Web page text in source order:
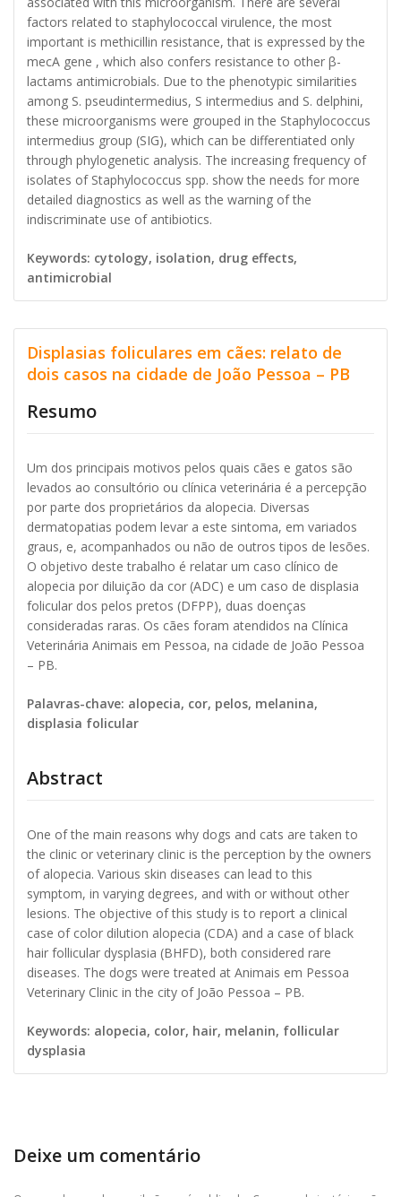
factors related to staphylococcal virulence, the most
important is methicillin resistance, that is expressed by the
mecA gene , which also confers resistance to other β-
lactams antimicrobials. Due to the phenotypic similarities
among S. pseudintermedius, S intermedius and S. delphini,
these microorganisms were grouped in the Staphylococcus
intermedius group (SIG), which can be differentiated only
through phylogenetic analysis. The increasing frequency of
isolates of Staphylococcus spp. show the needs for more
detailed diagnostics as well as the warning of the
indiscriminate use of antibiotics.
Keywords: cytology, isolation, drug effects,
antimicrobial
Displasias foliculares em cães: relato de
dois casos na cidade de João Pessoa – PB
Resumo
Um dos principais motivos pelos quais cães e gatos são
levados ao consultório ou clínica veterinária é a percepção
por parte dos proprietários da alopecia. Diversas
dermatopatias podem levar a este sintoma, em variados
graus, e, acompanhados ou não de outros tipos de lesões.
O objetivo deste trabalho é relatar um caso clínico de
alopecia por diluição da cor (ADC) e um caso de displasia
folicular dos pelos pretos (DFPP), duas doenças
consideradas raras. Os cães foram atendidos na Clínica
Veterinária Animais em Pessoa, na cidade de João Pessoa
– PB.
Palavras-chave: alopecia, cor, pelos, melanina,
displasia folicular
Abstract
One of the main reasons why dogs and cats are taken to
the clinic or veterinary clinic is the perception by the owners
of alopecia. Various skin diseases can lead to this
symptom, in varying degrees, and with or without other
lesions. The objective of this study is to report a clinical
case of color dilution alopecia (CDA) and a case of black
hair follicular dysplasia (BHFD), both considered rare
diseases. The dogs were treated at Animais em Pessoa
Veterinary Clinic in the city of João Pessoa – PB.
Keywords: alopecia, color, hair, melanin, follicular
dysplasia
Deixe um comentário